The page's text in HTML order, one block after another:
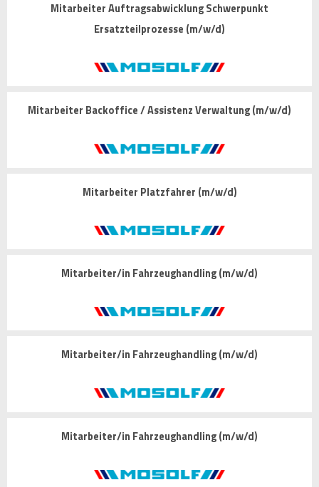
Mitarbeiter Auftragsabwicklung Schwerpunkt
Ersatzteilprozesse (m/w/d)
Mitarbeiter Backoffice / Assistenz Verwaltung (m/w/d)
Mitarbeiter Platzfahrer (m/w/d)
Mitarbeiter/in Fahrzeughandling (m/w/d)
Mitarbeiter/in Fahrzeughandling (m/w/d)
Mitarbeiter/in Fahrzeughandling (m/w/d)